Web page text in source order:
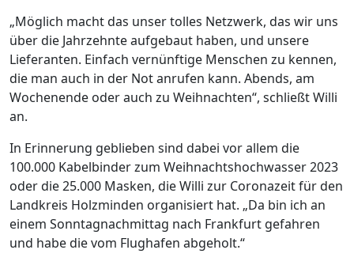
„Möglich macht das unser tolles Netzwerk, das wir uns
über die Jahrzehnte aufgebaut haben, und unsere
Lieferanten. Einfach vernünftige Menschen zu kennen,
die man auch in der Not anrufen kann. Abends, am
Wochenende oder auch zu Weihnachten“, schließt Willi
an.
In Erinnerung geblieben sind dabei vor allem die
100.000 Kabelbinder zum Weihnachtshochwasser 2023
oder die 25.000 Masken, die Willi zur Coronazeit für den
Landkreis Holzminden organisiert hat. „Da bin ich an
einem Sonntagnachmittag nach Frankfurt gefahren
und habe die vom Flughafen abgeholt.“